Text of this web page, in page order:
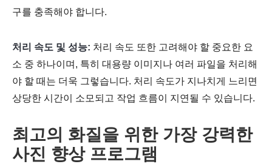
구를 충족해야 합니다.
처리 속도 및 성능: 처리 속도 또한 고려해야 할 중요한 요
소 중 하나이며, 특히 대용량 이미지나 여러 파일을 처리해
야 할 때는 더욱 그렇습니다. 처리 속도가 지나치게 느리면
상당한 시간이 소모되고 작업 흐름이 지연될 수 있습니다.
최고의 화질을 위한 가장 강력한
사진 향상 프로그램